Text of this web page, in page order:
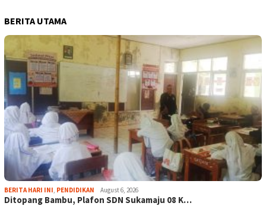
BERITA UTAMA
BERITA HARI INI PENDIDIKAN August 6, 2026
Ditopang Bambu, Plafon SDN Sukamaju 08 K…